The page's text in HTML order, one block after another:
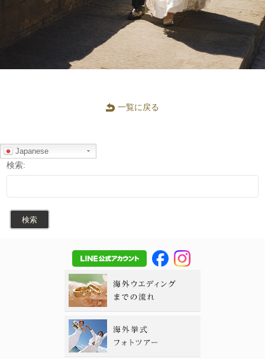
一覧に戻る
Japanese
検索: